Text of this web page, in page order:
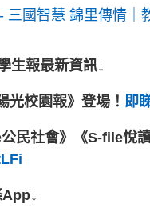
三國智慧 錦里傳情｜
生報最新資訊↓
光校園報》登場！ 即
民社會》《S-file悅